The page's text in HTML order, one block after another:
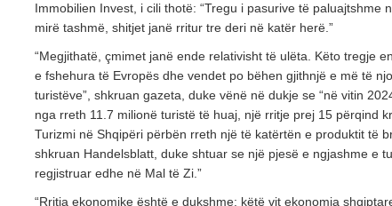
Immobilien Invest, i cili thotë: “Tregu i pasurive të paluajtshme
mirë tashmë, shitjet janë rritur tre deri në katër herë.”
“Megjithatë, çmimet janë ende relativisht të ulëta. Këto tregje
e fshehura të Evropës dhe vendet po bëhen gjithnjë e më të
turistëve”, shkruan gazeta, duke vënë në dukje se “në vitin
nga rreth 11.7 milionë turistë të huaj, një rritje prej 15 përqind
Turizmi në Shqipëri përbën rreth një të katërtën e produktit të
shkruan Handelsblatt, duke shtuar se një pjesë e ngjashme e
regjistruar edhe në Mal të Zi.”
“Rritja ekonomike është e dukshme: këtë vit ekonomia